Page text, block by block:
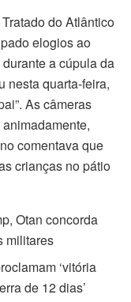
do Atlântico
elogios ao
a cúpula da
nesta quarta-feira,
As câmeras
comentava que
crianças no pátio
Otan concorda
militares
‘vitória
de 12 dias’